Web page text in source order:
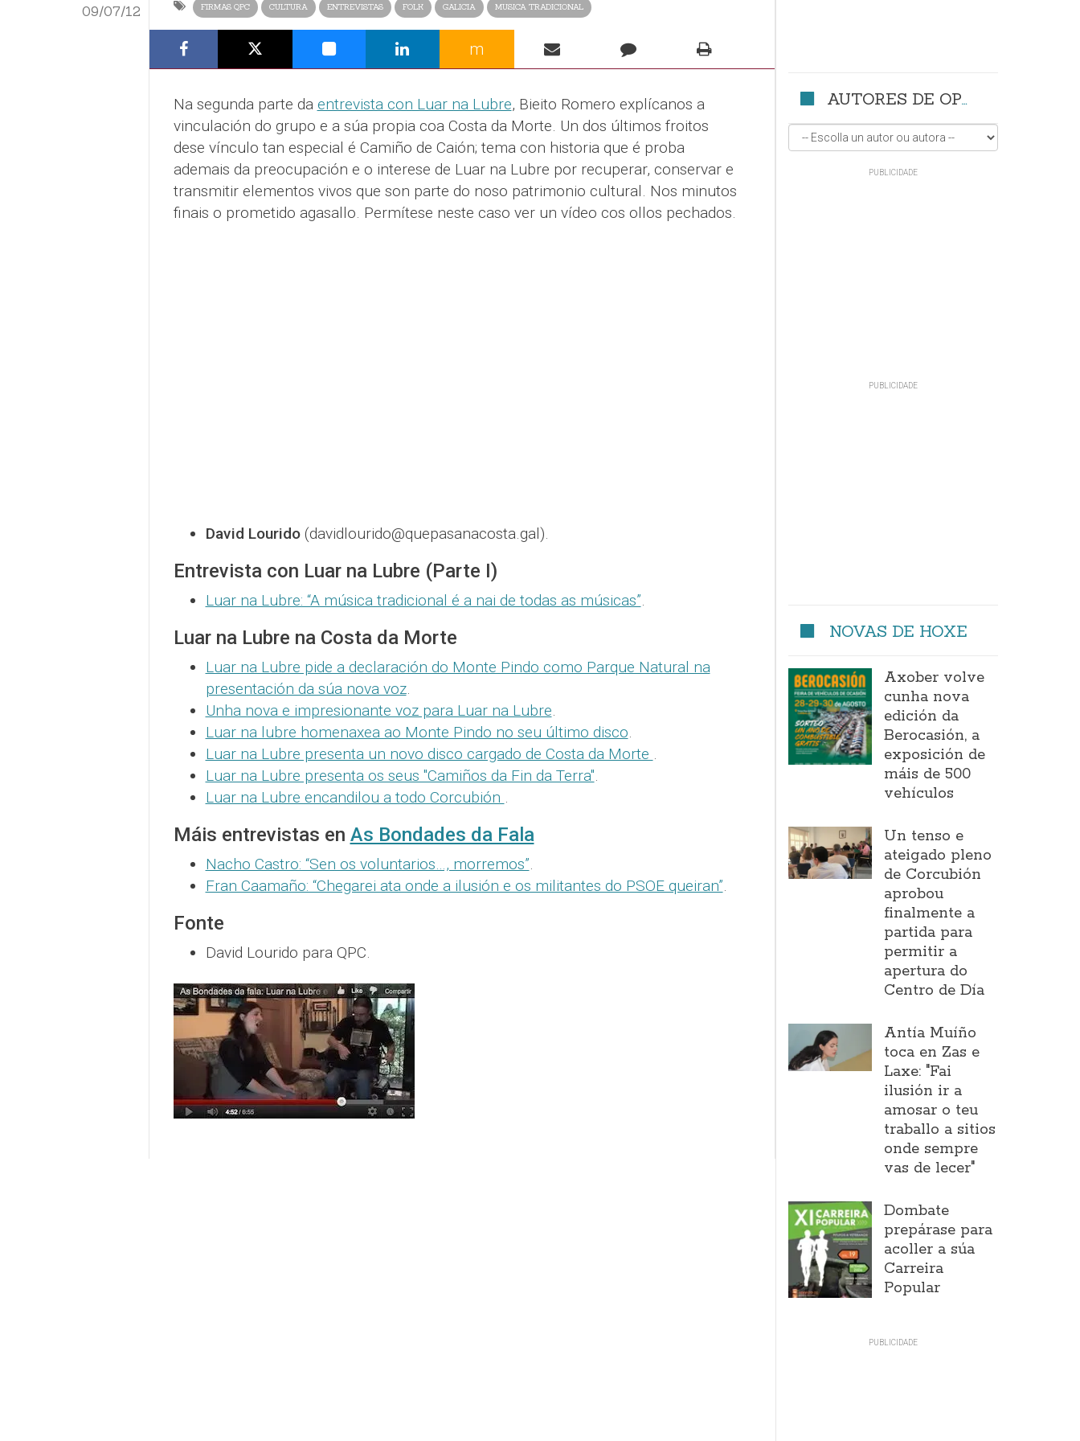
09/07/12
FIRMAS QPC CULTURA ENTREVISTAS FOLK GALICIA MUSICA TRADICIONAL
m
Na segunda parte da entrevista con Luar na Lubre, Bieito Romero explícanos a
vinculación do grupo e a súa propia coa Costa da Morte. Un dos últimos froitos
dese vínculo tan especial é Camiño de Caión; tema con historia que é proba
ademais da preocupación e o interese de Luar na Lubre por recuperar, conservar e
transmitir elementos vivos que son parte do noso patrimonio cultural. Nos minutos
finais o prometido agasallo. Permítese neste caso ver un vídeo cos ollos pechados.
David Lourido(davidlourido@quepasanacosta.gal).
Entrevista con Luar na Lubre (Parte I)
Luar na Lubre: “A música tradicional é a nai de todas as músicas”.
Luar na Lubre na Costa da Morte
Luar na Lubre pide a declaración do Monte Pindo como Parque Natural na
presentación da súa nova voz.
Unha nova e impresionante voz para Luar na Lubre.
Luar na lubre homenaxea ao Monte Pindo no seu último disco.
Luar na Lubre presenta un novo disco cargado de Costa da Morte .
Luar na Lubre presenta os seus "Camiños da Fin da Terra".
Luar na Lubre encandilou a todo Corcubión .
Máis entrevistas en As Bondades da Fala
Nacho Castro: “Sen os voluntarios…, morremos”.
Fran Caamaño: “Chegarei ata onde a ilusión e os militantes do PSOE queiran”.
Fonte
David Lourido para QPC.
AUTORES DE OPINIÓN
NOVAS DE HOXE
Axober volve
cunha nova
edición da
Berocasión, a
exposición de
máis de 500
vehículos
Un tenso e
ateigado pleno
de Corcubión
aprobou
finalmente a
partida para
permitir a
apertura do
Centro de Día
Antía Muíño
toca en Zas e
Laxe: "Fai
ilusión ir a
amosar o teu
traballo a sitios
onde sempre
vas de lecer"
Dombate
prepárase para
acoller a súa
Carreira
Popular